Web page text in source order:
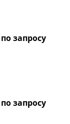
по запросу
по запросу